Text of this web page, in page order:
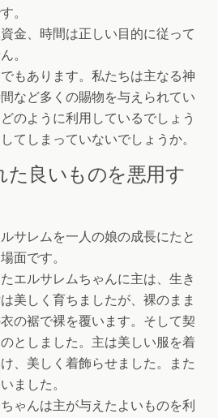
。
金、時間は正しい目的に従って
。
もあります。私たちは主なる神
など多くの賜物を与えられてい
のように利用しているでしょう
てしまっていないでしょうか。
た良いものを悪用す
サレムを一人の娘の成長にたと
面です。
エルサレムちゃんに主は、生き
美しく育ちましたが、裸のまま
の裾で裸を覆います。そして契
としました。主は美しい服を着
、美しく着飾らせました。また
ました。
ゃんは主が与えたよいものを利